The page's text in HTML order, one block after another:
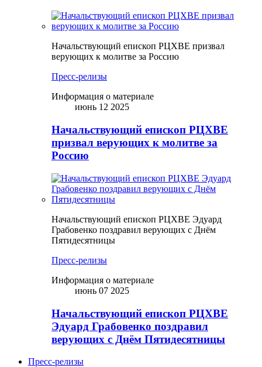
Начальствующий епископ РЦХВЕ призвал
верующих к молитве за Россию
Пресс-релизы
Информация о материале
июнь 12 2025
Начальствующий епископ РЦХВЕ
призвал верующих к молитве за
Россию
Начальствующий епископ РЦХВЕ Эдуард
Грабовенко поздравил верующих с Днём
Пятидесятницы
Пресс-релизы
Информация о материале
июнь 07 2025
Начальствующий епископ РЦХВЕ
Эдуард Грабовенко поздравил
верующих с Днём Пятидесятницы
Пресс-релизы